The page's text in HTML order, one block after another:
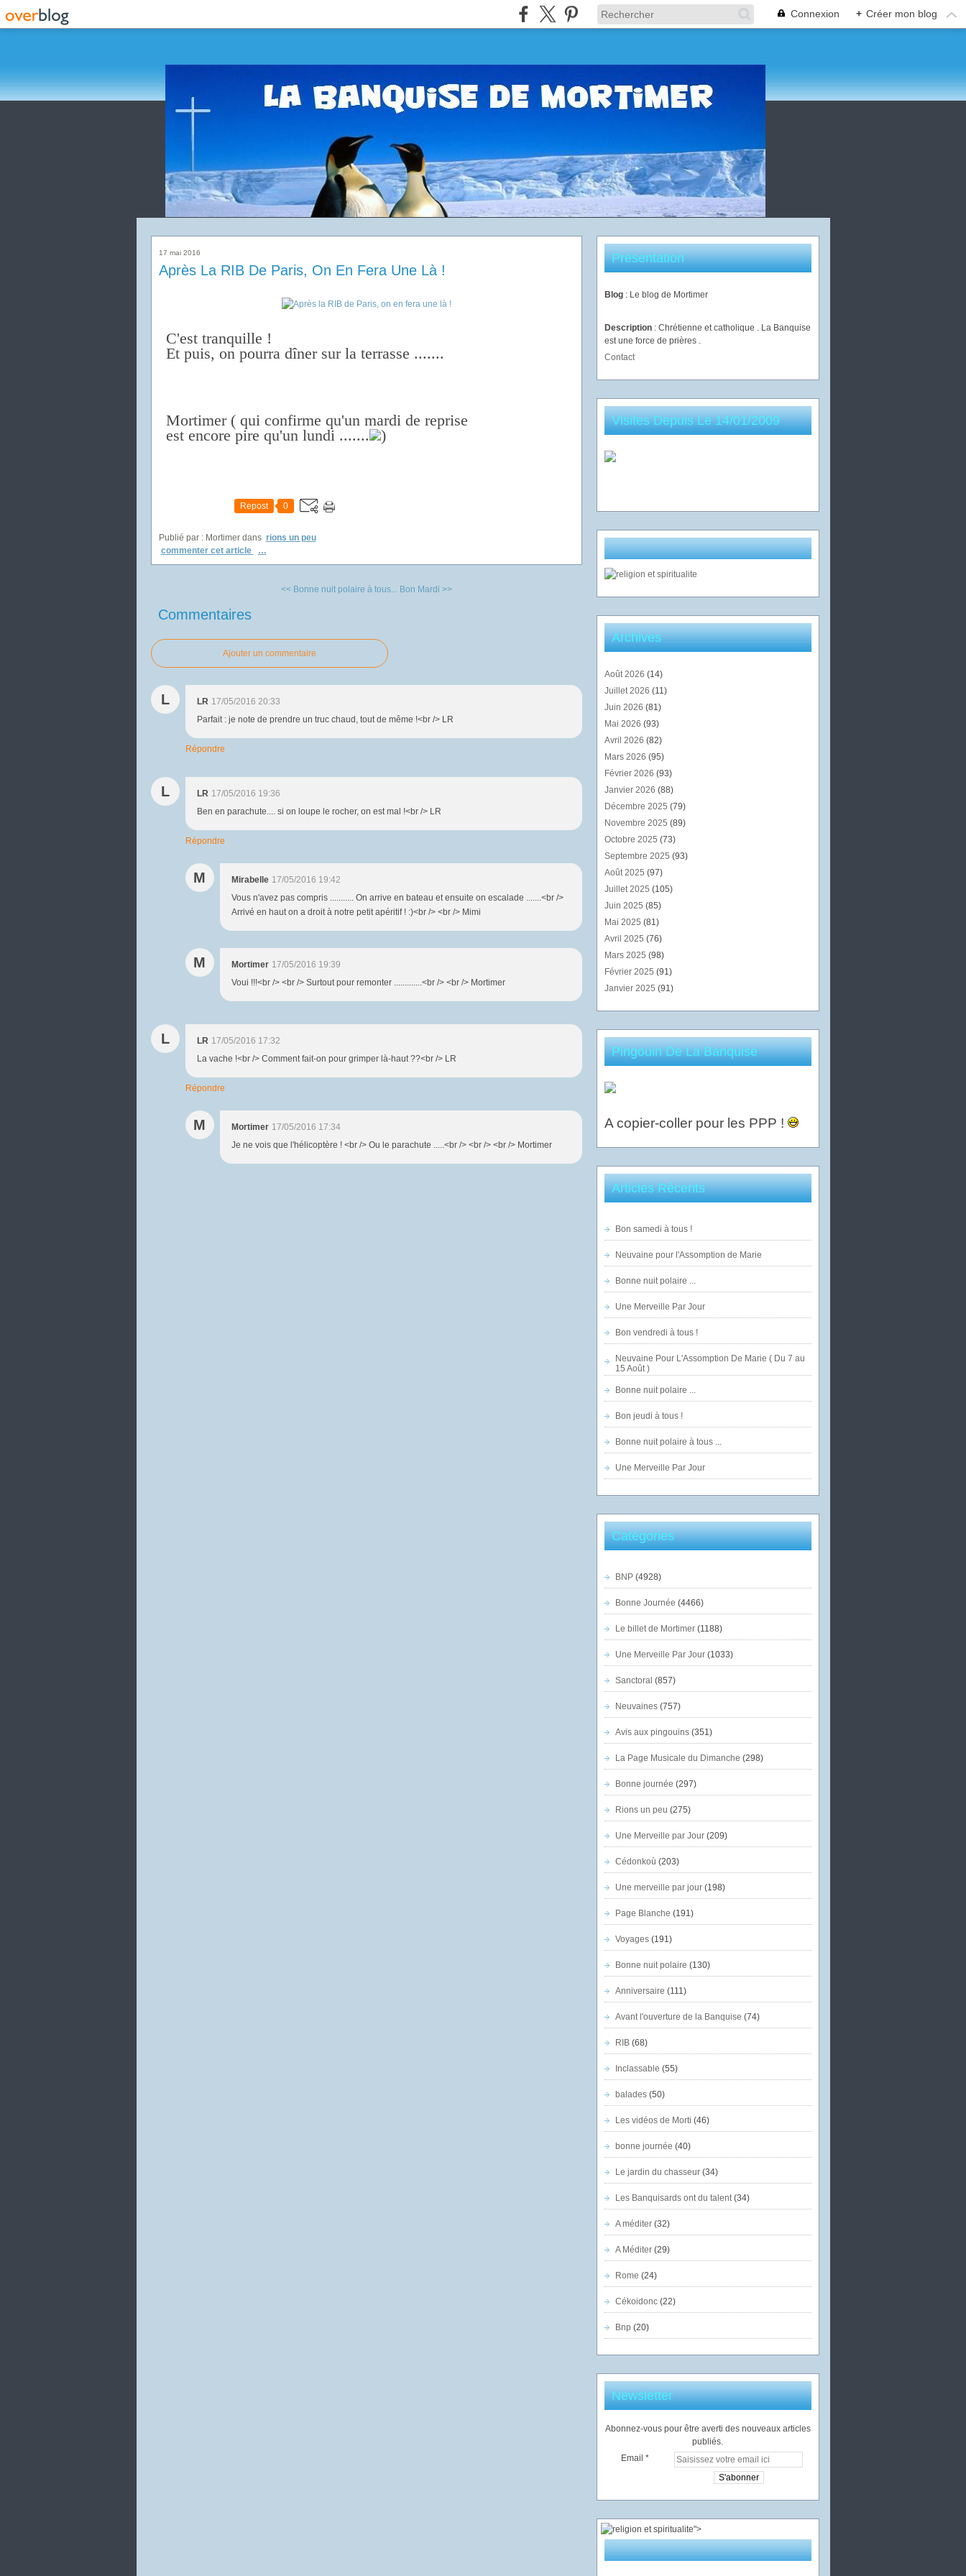
Connexion + Créer mon blog
17 mai 2016
Après La RIB De Paris, On En Fera Une Là !
C'est tranquille !
Et puis, on pourra dîner sur la terrasse .......
Mortimer ( qui confirme qu'un mardi de reprise
est encorepire qu'un lundi ....... )
Repost 0
Publié par : Mortimer dans rions un peu
commenter cet article
…
<< Bonne nuit polaire à tous... Bon Mardi >>
Commentaires
Ajouter un commentaire
L LR 17/05/2016 20:33
Parfait : je note de prendre un truc chaud, tout de même !<br /> LR
Répondre
L LR 17/05/2016 19:36
Ben en parachute.... si on loupe le rocher, on est mal !<br /> LR
Répondre
M Mirabelle 17/05/2016 19:42
Vous n'avez pas compris ........... On arrive en bateau et ensuite on escalade .......<br />
Arrivé en haut on a droit à notre petit apéritif ! :)<br /> <br /> Mimi
M Mortimer 17/05/2016 19:39
Voui !!!<br /> <br /> Surtout pour remonter .............<br /> <br /> Mortimer
L LR 17/05/2016 17:32
La vache !<br /> Comment fait-on pour grimper là-haut ??<br /> LR
Répondre
M Mortimer 17/05/2016 17:34
Je ne vois que l'hélicoptère ! <br /> Ou le parachute .....<br /> <br /> <br /> Mortimer
Présentation
Blog : Le blog de Mortimer
Description : Chrétienne et catholique . La Banquise
est une force de prières .
Contact
Visites Depuis Le 14/01/2009
Archives
Août 2026 (14)
Juillet 2026 (11)
Juin 2026 (81)
Mai 2026 (93)
Avril 2026 (82)
Mars 2026 (95)
Février 2026 (93)
Janvier 2026 (88)
Décembre 2025 (79)
Novembre 2025 (89)
Octobre 2025 (73)
Septembre 2025 (93)
Août 2025 (97)
Juillet 2025 (105)
Juin 2025 (85)
Mai 2025 (81)
Avril 2025 (76)
Mars 2025 (98)
Février 2025 (91)
Janvier 2025 (91)
Pingouin De La Banquise
A copier-coller pour les PPP !
Articles Récents
Bon samedi à tous !
Neuvaine pour l'Assomption de Marie
Bonne nuit polaire ...
Une Merveille Par Jour
Bon vendredi à tous !
Neuvaine Pour L'Assomption De Marie ( Du 7 au
15 Août )
Bonne nuit polaire ...
Bon jeudi à tous !
Bonne nuit polaire à tous ...
Une Merveille Par Jour
Catégories
BNP(4928)
Bonne Journée (4466)
Le billet de Mortimer(1188)
Une Merveille Par Jour(1033)
Sanctoral (857)
Neuvaines(757)
Avis aux pingouins(351)
La Page Musicale du Dimanche (298)
Bonne journée (297)
Rions un peu (275)
Une Merveille par Jour(209)
Cédonkoù (203)
Une merveille par jour(198)
Page Blanche (191)
Voyages(191)
Bonne nuit polaire (130)
Anniversaire (111)
Avant l'ouverture de la Banquise (74)
RIB(68)
Inclassable (55)
balades(50)
Les vidéos de Morti (46)
bonne journée (40)
Le jardin du chasseur(34)
Les Banquisards ont du talent(34)
A méditer(32)
A Méditer(29)
Rome (24)
Cékoidonc(22)
Bnp (20)
Newsletter
Abonnez-vous pour être averti des nouveaux articles
publiés.
Email
">